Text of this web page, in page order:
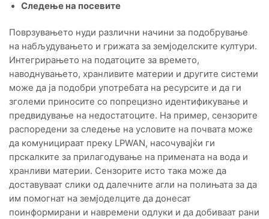
Следење на посевите
Поврзувањето нуди различни начини за подобрување
на набљудувањето и грижата за земјоделските култури.
Интегрирањето на податоците за времето,
наводнувањето, хранливите материи и другите системи
може да ја подобри употребата на ресурсите и да ги
зголеми приносите со попрецизно идентификување и
предвидување на недостатоците. На пример, сензорите
распоредени за следење на условите на почвата може
да комуницираат преку LPWAN, насочувајќи ги
прскалките за прилагодување на примената на вода и
хранливи материи. Сензорите исто така може да
доставуваат слики од далечните агли на полињата за да
им помогнат на земјоделците да донесат
поинформирани и навремени одлуки и да добиваат рани